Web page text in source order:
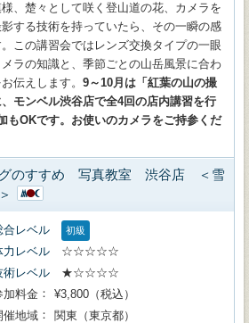
、楚々として咲く登山道の花、カメラを
する技術を持っていたら、その一瞬の感
この講習会ではレンズ交換タイプの一眼
ラの知識と、季節ごとの山岳風景に合わ
伝えします。 9～10月は「紅葉の山の撮
モンベル渋谷店で全4回の店内講習を行
もOKです。お使いのカメラをご持参くだ
グのすすめ 写真教室 渋谷店 ＜雪
合レベル 初級
力レベル
☆☆☆☆☆
術レベル
★☆☆☆☆
加料金
¥3,800（税込）
催地域
関東（東京都）